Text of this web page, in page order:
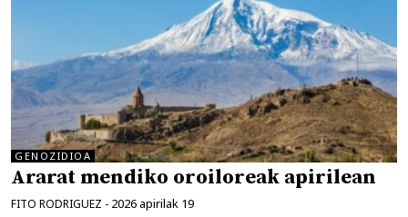
GENOZIDIOA
Ararat mendiko oroiloreak apirilean
FITO RODRIGUEZ - 2026 apirilak 19